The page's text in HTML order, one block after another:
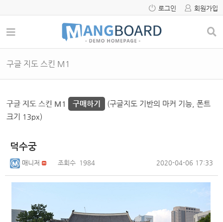
로그인 회원가입
구글 지도 스킨 M1
구글 지도 스킨 M1 구매하기
(구글지도 기반의 마커 기능, 폰트
크기 13px)
덕수궁
매니저 조회수 1984 2020-04-06 17:33